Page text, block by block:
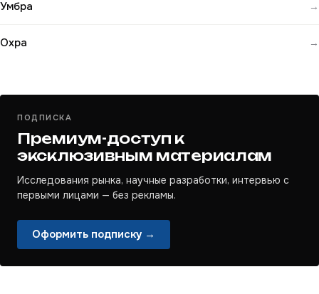
Умбра →
Охра →
ПОДПИСКА
Премиум-доступ к
эксклюзивным материалам
Исследования рынка, научные разработки, интервью с
первыми лицами — без рекламы.
Оформить подписку →